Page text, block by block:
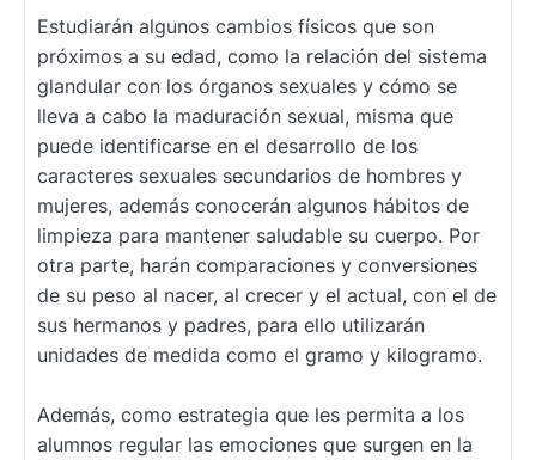
Estudiarán algunos cambios físicos que son
próximos a su edad, como la relación del sistema
glandular con los órganos sexuales y cómo se
lleva a cabo la maduración sexual, misma que
puede identificarse en el desarrollo de los
caracteres sexuales secundarios de hombres y
mujeres, además conocerán algunos hábitos de
limpieza para mantener saludable su cuerpo. Por
otra parte, harán comparaciones y conversiones
de su peso al nacer, al crecer y el actual, con el de
sus hermanos y padres, para ello utilizarán
unidades de medida como el gramo y kilogramo.
Además, como estrategia que les permita a los
alumnos regular las emociones que surgen en la